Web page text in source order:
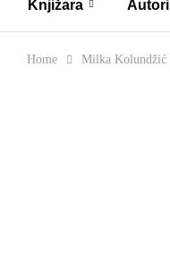
Knjižara Autori
Home Milka Kolundžić